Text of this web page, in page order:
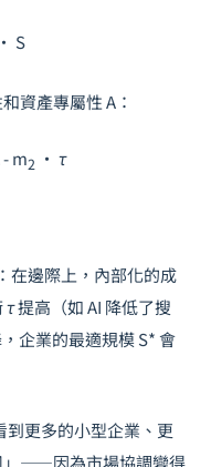
· S
資產專屬性A ：
- m2 · τ
在邊際上，內部化的成
τ提高（如 AI 降低了搜
企業的最適規模S*會
到更多的小型企業、更
」——因為市場協調變得